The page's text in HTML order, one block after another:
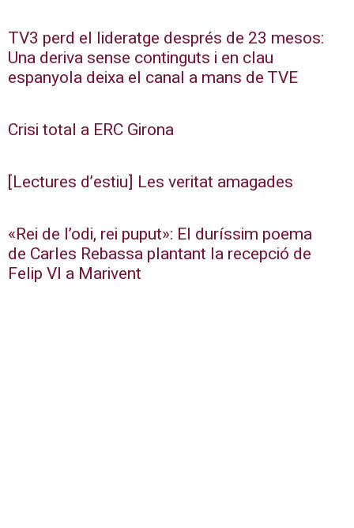
TV3 perd el lideratge després de 23 mesos:
Una deriva sense continguts i en clau
espanyola deixa el canal a mans de TVE
Crisi total a ERC Girona
[Lectures d’estiu] Les veritat amagades
«Rei de l’odi, rei puput»: El duríssim poema
de Carles Rebassa plantant la recepció de
Felip VI a Marivent